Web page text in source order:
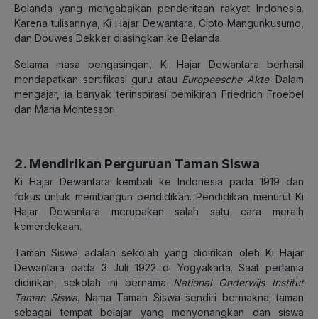
Belanda yang mengabaikan penderitaan rakyat Indonesia.
Karena tulisannya, Ki Hajar Dewantara, Cipto Mangunkusumo,
dan Douwes Dekker diasingkan ke Belanda.
Selama masa pengasingan, Ki Hajar Dewantara berhasil
mendapatkan sertifikasi guru atau Europeesche Akte. Dalam
mengajar, ia banyak terinspirasi pemikiran Friedrich Froebel
dan Maria Montessori.
2. Mendirikan Perguruan Taman Siswa
Ki Hajar Dewantara kembali ke Indonesia pada 1919 dan
fokus untuk membangun pendidikan. Pendidikan menurut Ki
Hajar Dewantara merupakan salah satu cara meraih
kemerdekaan.
Taman Siswa adalah sekolah yang didirikan oleh Ki Hajar
Dewantara pada 3 Juli 1922 di Yogyakarta. Saat pertama
didirikan, sekolah ini bernama National Onderwijs Institut
Taman Siswa. Nama Taman Siswa sendiri bermakna; taman
sebagai tempat belajar yang menyenangkan dan siswa